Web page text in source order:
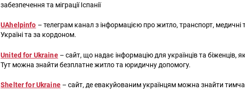
забезпечення та міграції Іспанії
UAhelpinfo – телеграм канал з інформацією про житло, транспорт, медичні
Україні та за кордоном.
United for Ukraine– сайт, що надає інформацію для українців та біженців,
Тут можна знайти безплатне житло та юридичну допомогу.
Shelter for Ukraine – сайт, де евакуйованим українцям можна знайти